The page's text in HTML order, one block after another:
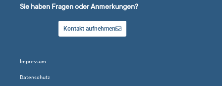
Sie haben Fragen oder Anmerkungen?
Kontakt aufnehmen
Impressum
Datenschutz